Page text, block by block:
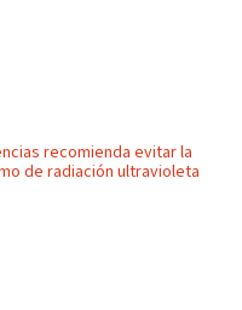
recomienda evitar la
de radiación ultravioleta